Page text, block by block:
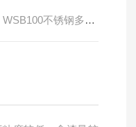
WSB100不锈钢多层过滤器厂家